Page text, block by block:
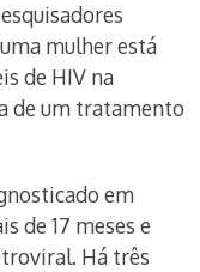
mulher está
de HIV na
de um tratamento
em
de 17 meses e
Há três